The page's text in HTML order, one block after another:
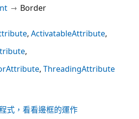
Border
ActivatableAttribute
ThreadingAttribute
式，看看邊框的運作